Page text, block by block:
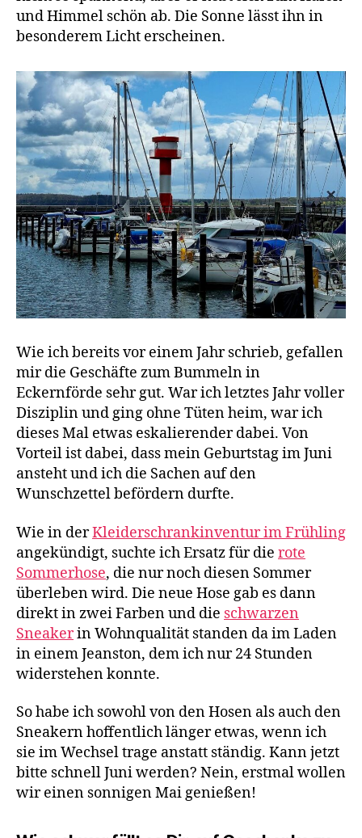
und Himmel schön ab. Die Sonne lässt ihn in
besonderem Licht erscheinen.
Wie ich bereits vor einem Jahr schrieb, gefallen
mir die Geschäfte zum Bummeln in
Eckernförde sehr gut. War ich letztes Jahr voller
Disziplin und ging ohne Tüten heim, war ich
dieses Mal etwas eskalierender dabei. Von
Vorteil ist dabei, dass mein Geburtstag im Juni
ansteht und ich die Sachen auf den
Wunschzettel befördern durfte.
Wie in derKleiderschrankinventur im Frühling
angekündigt, suchte ich Ersatz für die rote
Sommerhose, die nur noch diesen Sommer
überleben wird. Die neue Hose gab es dann
direkt in zwei Farben und die schwarzen
Sneakerin Wohnqualität standen da im Laden
in einem Jeanston, dem ich nur 24 Stunden
widerstehen konnte.
So habe ich sowohl von den Hosen als auch den
Sneakern hoffentlich länger etwas, wenn ich
sie im Wechsel trage anstatt ständig. Kann jetzt
bitte schnell Juni werden? Nein, erstmal wollen
wir einen sonnigen Mai genießen!